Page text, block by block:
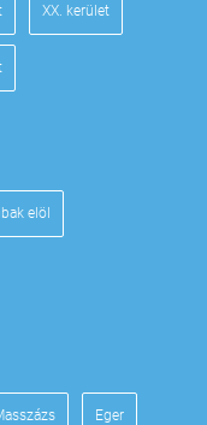
XX. kerület
elöl
Eger